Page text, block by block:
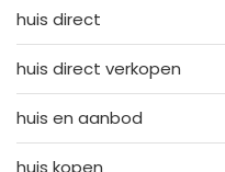
huis direct
huis direct verkopen
huis en aanbod
huis kopen